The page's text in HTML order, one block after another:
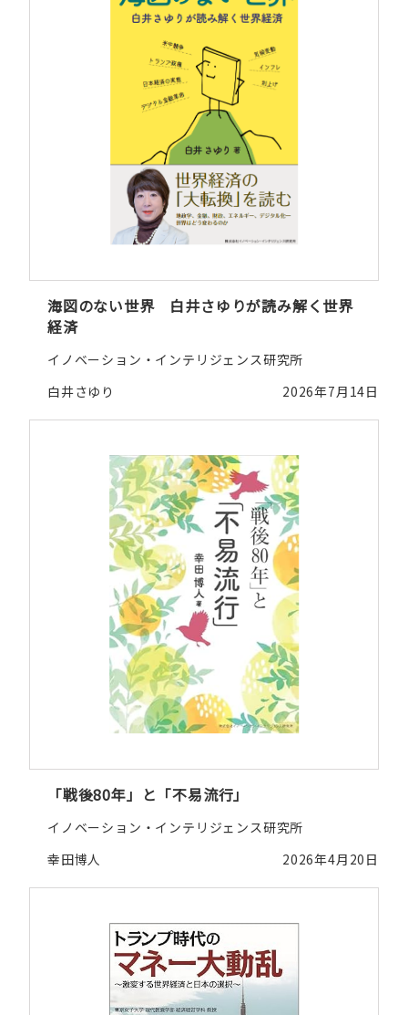
海図のない世界 白井さゆりが読み解く世界
経済
イノベーション・インテリジェンス研究所
白井さゆり
2026年7月14日
「戦後80年」と「不易流行」
イノベーション・インテリジェンス研究所
幸田博人
2026年4月20日